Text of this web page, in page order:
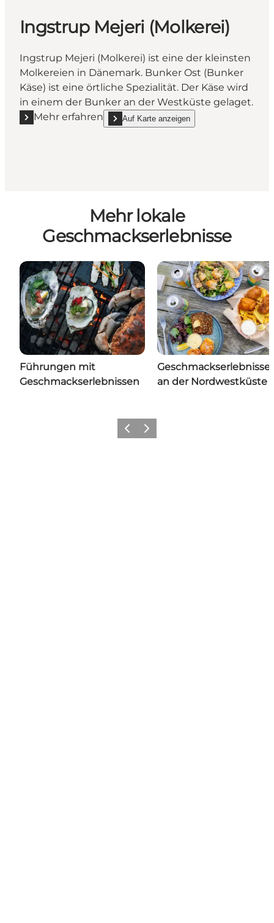
Ingstrup Mejeri (Molkerei)
Ingstrup Mejeri (Molkerei) ist eine der kleinsten
Molkereien in Dänemark. Bunker Ost (Bunker
Käse) ist eine örtliche Spezialität. Der Käse wird
in einem der Bunker an der Westküste gelaget.
Mehr erfahren
Mehr erfahren "Ingstrup Mejeri (Molkerei)"
Auf Karte anzeigen
show Ingstrup Mejeri (Molkerei) on_map
Mehr lokale
Geschmackserlebnisse
Führungen mit
Geschmackserlebnissen
Geschmackserlebnisse
an der Nordwestküste
ZurückWeiter